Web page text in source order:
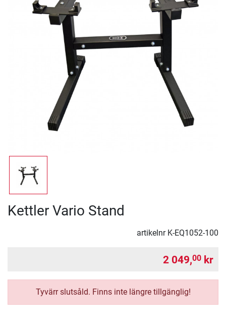
Kettler Vario Stand
artikelnr K-EQ1052-100
2 049,00 kr
Tyvärr slutsåld. Finns inte längre tillgänglig!